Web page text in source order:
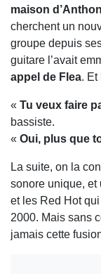
maison
cherchent un
groupe depuis
guitare l’avait
appel de Flea. Et
« Tu veux faire
bassiste.
« Oui, plus que
La suite, on la
sonore unique, et
et les Red Hot
2000. Mais sans
jamais cette